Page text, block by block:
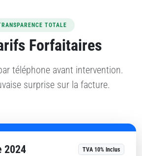
TOTALE
Forfaitaires
téléphone avant intervention.
surprise sur la facture.
2024 TVA 10% Inclus